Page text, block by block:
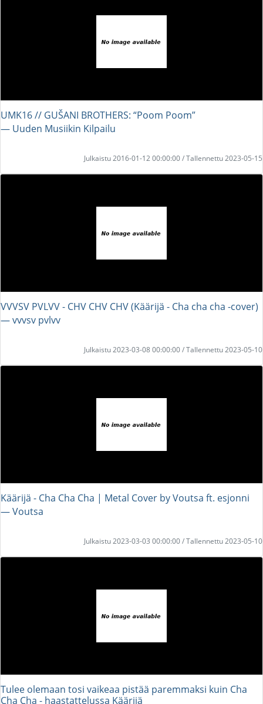
UMK16 // GUŠANI BROTHERS: “Poom Poom”
― Uuden Musiikin Kilpailu
Julkaistu 2016-01-12 00:00:00 / Tallennettu 2023-05-15
VVVSV PVLVV - CHV CHV CHV (Käärijä - Cha cha cha -cover)
― vvvsv pvlvv
Julkaistu 2023-03-08 00:00:00 / Tallennettu 2023-05-10
Käärijä - Cha Cha Cha | Metal Cover by Voutsa ft. esjonni
― Voutsa
Julkaistu 2023-03-03 00:00:00 / Tallennettu 2023-05-10
Tulee olemaan tosi vaikeaa pistää paremmaksi kuin Cha
Cha Cha - haastattelussa Käärijä